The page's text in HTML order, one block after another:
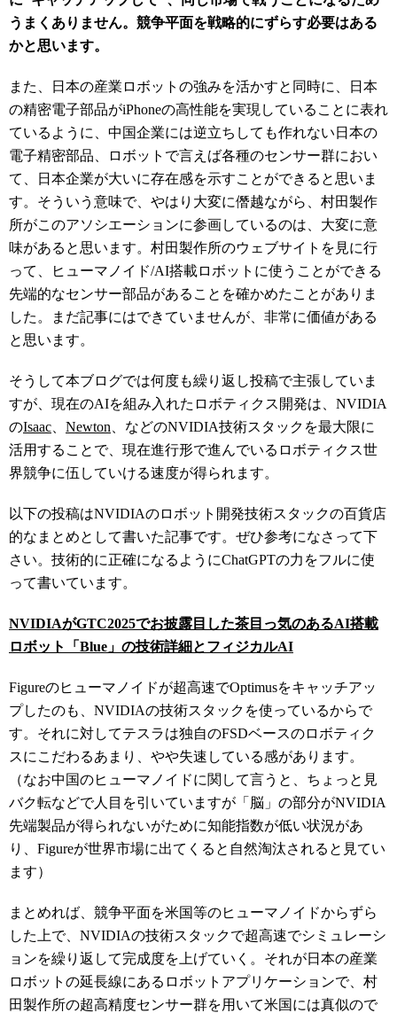
うまくありません。競争平面を戦略的にずらす必要はある
かと思います。
また、日本の産業ロボットの強みを活かすと同時に、日本
の精密電子部品がiPhoneの高性能を実現していることに表れ
ているように、中国企業には逆立ちしても作れない日本の
電子精密部品、ロボットで言えば各種のセンサー群におい
て、日本企業が大いに存在感を示すことができると思いま
す。そういう意味で、やはり大変に僭越ながら、村田製作
所がこのアソシエーションに参画しているのは、大変に意
味があると思います。村田製作所のウェブサイトを見に行
って、ヒューマノイド/AI搭載ロボットに使うことができる
先端的なセンサー部品があることを確かめたことがありま
した。まだ記事にはできていませんが、非常に価値がある
と思います。
そうして本ブログでは何度も繰り返し投稿で主張していま
すが、現在のAIを組み入れたロボティクス開発は、NVIDIA
のIsaac Newton 、などのNVIDIA技術スタックを最大限に
活用することで、現在進行形で進んでいるロボティクス世
界競争に伍していける速度が得られます。
以下の投稿はNVIDIAのロボット開発技術スタックの百貨店
的なまとめとして書いた記事です。ぜひ参考になさって下
さい。技術的に正確になるようにChatGPTの力をフルに使
って書いています。
NVIDIAがGTC2025でお披露目した茶目っ気のあるAI搭載
ロボット「Blue」の技術詳細とフィジカルAI
Figureのヒューマノイドが超高速でOptimusをキャッチアッ
プしたのも、NVIDIAの技術スタックを使っているからで
す。それに対してテスラは独自のFSDベースのロボティク
スにこだわるあまり、やや失速している感があります。
（なお中国のヒューマノイドに関して言うと、ちょっと見
バク転などで人目を引いていますが「脳」の部分がNVIDIA
先端製品が得られないがために知能指数が低い状況があ
り、Figureが世界市場に出てくると自然淘汰されると見てい
ます）
まとめれば、競争平面を米国等のヒューマノイドからずら
した上で、NVIDIAの技術スタックで超高速でシミュレーシ
ョンを繰り返して完成度を上げていく。それが日本の産業
ロボットの延長線にあるロボットアプリケーションで、村
田製作所の超高精度センサー群を用いて米国には真似ので